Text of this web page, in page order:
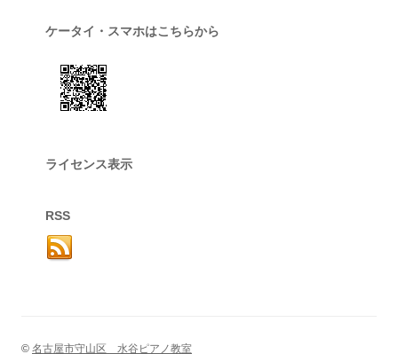
ケータイ・スマホはこちらから
ライセンス表示
RSS
© 名古屋市守山区 水谷ピアノ教室